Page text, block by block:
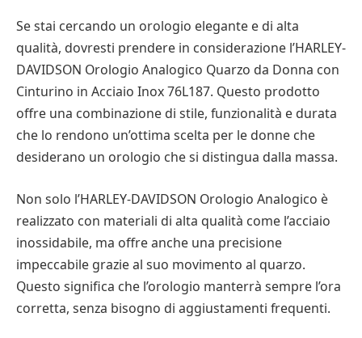
Se stai cercando un orologio elegante e di alta
qualità, dovresti prendere in considerazione l’HARLEY-
DAVIDSON Orologio Analogico Quarzo da Donna con
Cinturino in Acciaio Inox 76L187. Questo prodotto
offre una combinazione di stile, funzionalità e durata
che lo rendono un’ottima scelta per le donne che
desiderano un orologio che si distingua dalla massa.
Non solo l’HARLEY-DAVIDSON Orologio Analogico è
realizzato con materiali di alta qualità come l’acciaio
inossidabile, ma offre anche una precisione
impeccabile grazie al suo movimento al quarzo.
Questo significa che l’orologio manterrà sempre l’ora
corretta, senza bisogno di aggiustamenti frequenti.